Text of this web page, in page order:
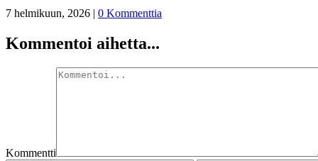
7 helmikuun, 2026 | 0 Kommenttia
Kommentoi aihetta...
Kommentti